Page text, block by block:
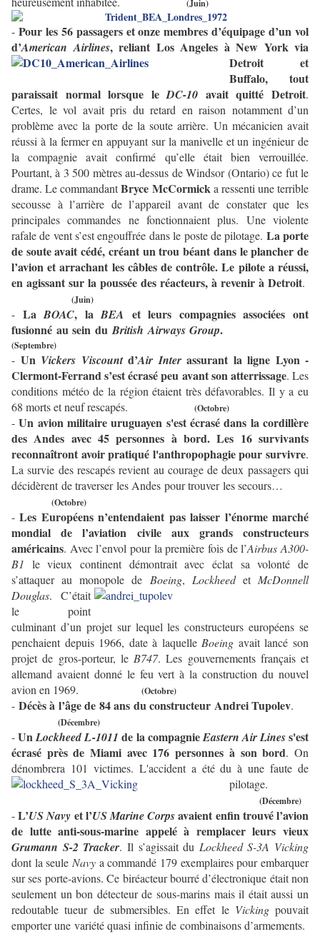
(Juin)
- Pour les 56 passagers et onze membres d’équipage d’un vol
d’American Airlines, reliant Los Angeles à New York via
Detroit et
Buffalo, tout
paraissait normal lorsque leDC-10 avait quitté Detroit.
Certes, le vol avait pris du retard en raison notamment d’un
problème avec la porte de la soute arrière. Un mécanicien avait
réussi à la fermer en appuyant sur la manivelle et un ingénieur de
la compagnie avait confirmé qu’elle était bien verrouillée.
Pourtant, à 3 500 mètres au-dessus de Windsor (Ontario) ce fut le
drame. Le commandantBryce McCormicka ressenti une terrible
secousse à l’arrière de l’appareil avant de constater que les
principales commandes ne fonctionnaient plus. Une violente
rafale de vent s’est engouffrée dans le poste de pilotage. La porte
de soute avait cédé, créant un trou béant dans le plancher de
l’avion et arrachant les câbles de contrôle. Le pilote a réussi,
en agissant sur la poussée des réacteurs, à revenir à Detroit.
(Juin)
- LaBOAC, laBEA et leurs compagnies associées ont
fusionné au sein duBritish Airways Group.
(Septembre)
- Un Vickers Viscountd’Air Interassurant la ligne Lyon -
Clermont-Ferrand s’est écrasé peu avant son atterrissage. Les
conditions météo de la région étaient très défavorables. Il y a eu
68 morts et neuf rescapés.
(Octobre)
-Un avion militaire uruguayen s'est écrasé dans la cordillère
des Andes avec 45 personnes à bord. Les 16 survivants
reconnaîtront avoir pratiqué l'anthropophagie pour survivre.
La survie des rescapés revient au courage de deux passagers qui
décidèrent de traverser les Andes pour trouver les secours…
(Octobre)
-Les Européens n’entendaient pas laisser l’énorme marché
mondial de l’aviation civile aux grands constructeurs
américains. Avec l’envol pour la première fois de l’Airbus A300-
B1 levieux continent démontrait avec éclat sa volonté de
s’attaquer au monopole de Boeing, Lockheedet McDonnell
Douglas. C’était
le point
culminant d’un projet sur lequel les constructeurs européens se
penchaient depuis 1966, date à laquelle Boeing avait lancé son
projet de gros-porteur, le B747. Les gouvernements français et
allemand avaient donné le feu vert à la construction du nouvel
avion en 1969.
(Octobre)
- Décès à l’âge de 84 ans du constructeur Andrei Tupolev.
(Décembre)
-UnLockheed L-1011 de la compagnieEastern Air Liness'est
écrasé près de Miami avec 176 personnes à son bord. On
dénombrera 101 victimes. L'accident a été du à une faute de
pilotage.
(Décembre)
-L’US Navy et l’US Marine Corpsavaient enfin trouvé l’avion
de lutte anti-sous-marine appelé à remplacer leurs vieux
Grumann S-2 Tracker. Il s’agissait du Lockheed S-3A Vicking
dont la seule Navy a commandé 179 exemplaires pour embarquer
sur ses porte-avions. Ce biréacteur bourré d’électronique était non
seulement un bon détecteur de sous-marins mais il était aussi un
redoutable tueur de submersibles. En effet le Vickingpouvait
emporter une variété quasi infinie de combinaisons d’armements.